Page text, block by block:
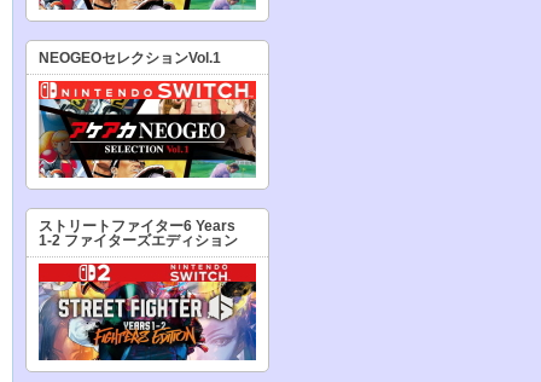
NEOGEOセレクションVol.1
ストリートファイター6 Years
1-2 ファイターズエディション